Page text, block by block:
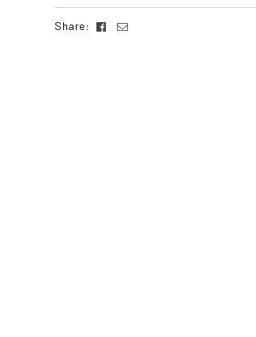
Share: Facebook
Email